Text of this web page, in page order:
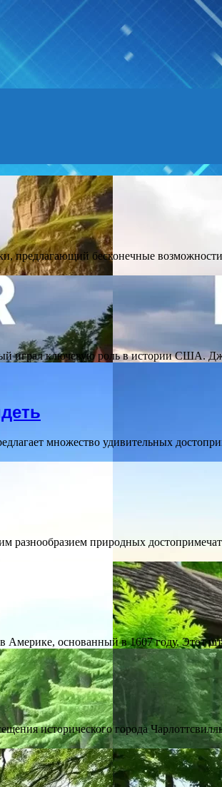
предлагающий бесконечные
играл ключевую роль в истории США.
множество удивительных
природных
основанный в 1607 году. Этот
исторического города